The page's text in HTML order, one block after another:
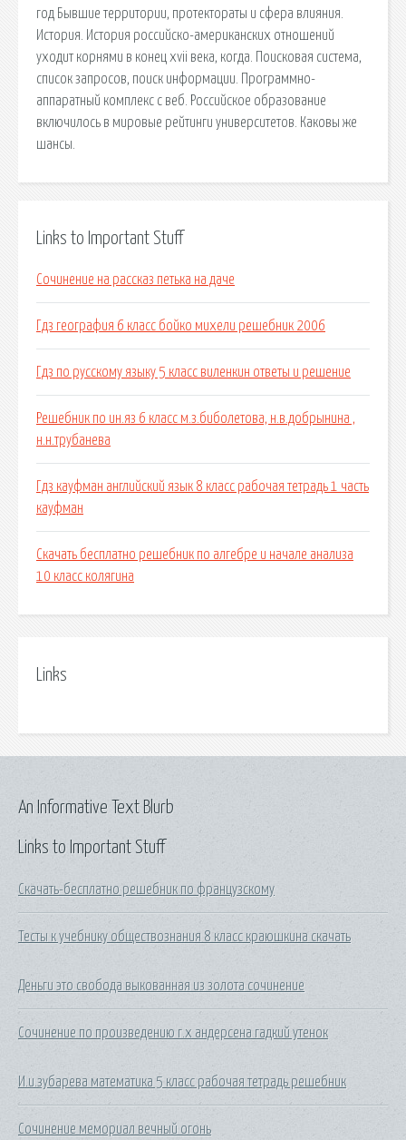
год Бывшие территории, протектораты и сфера влияния.
История. История российско-американских отношений
уходит корнями в конец xvii века, когда. Поисковая сиcтема,
список запросов, поиск информации. Программно-
аппаратный комплекс с веб. Российское образование
включилось в мировые рейтинги университетов. Каковы же
шансы.
Links to Important Stuff
Сочинение на рассказ петька на даче
Гдз география 6 класс бойко михели решебник 2006
Гдз по русскому языку 5 класс виленкин ответы и решение
Решебник по ин.яз 6 класс м.з.биболетова, н.в.добрынина ,
н.н.трубанева
Гдз кауфман английский язык 8 класс рабочая тетрадь 1 часть
кауфман
Скачать бесплатно решебник по алгебре и начале анализа
10 класс колягина
Links
Links to Important Stuff
Скачать-бесплатно решебник по французскому
Тесты к учебнику обществознания 8 класс краюшкина скачать
Деньги это свобода выкованная из золота сочинение
Сочинение по произведению г.х андерсена гадкий утенок
И.и.зубарева математика 5 класс рабочая тетрадь решебник
Сочинение мемориал вечный огонь
An Informative Text Blurb